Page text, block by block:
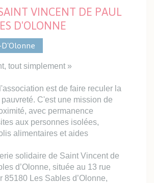
VINCENT DE PAUL
D'OLONNE
tout simplement »
est de faire reculer la
C'est une mission de
avec permanence
aux personnes isolées,
alimentaires et aides
solidaire de Saint Vincent de
d’Olonne, située au 13 rue
85180 Les Sables d’Olonne,